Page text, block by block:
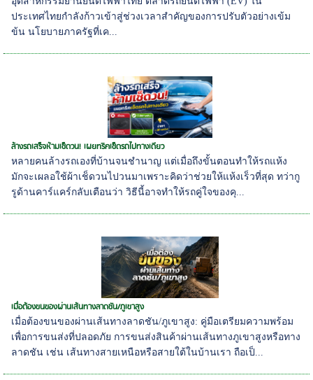
ประเทศไทยกำลังก้าวเข้าสู่ช่วงเวลาสำคัญของการปรับตัวอย่างเข้ม
ข้น นโยบายภาครัฐที่เค...
ล้างรถเสร็จห้ามเช็ดวน! เผยทริคเช็ดรถไปทางเดียว
หลายคนล้างรถเองที่บ้านจนชำนาญ แต่เมื่อถึงขั้นตอนทำให้รถแห้ง
มักจะเผลอใช้ผ้าเช็ดวนไปวนมาเพราะคิดว่าช่วยให้แห้งเร็วที่สุด ทว่ากู
รูด้านคาร์แคร์กลับเตือนว่า วิธีนี้อาจทำให้รถคู่ใจของคุ...
เมื่อต้องขนของผ่านเส้นทางลาดชัน/ภูเขาสูง
เมื่อต้องขนของผ่านเส้นทางลาดชัน/ภูเขาสูง: คู่มือเตรียมความพร้อม
เพื่อการขนส่งที่ปลอดภัย การขนส่งสินค้าผ่านเส้นทางภูเขาสูงหรือทาง
ลาดชัน เช่น เส้นทางสายเหนือหรือสายใต้ในบ้านเรา ถือเป็...